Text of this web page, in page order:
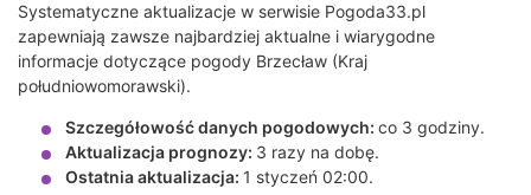
Systematyczne aktualizacje w serwisie Pogoda33.pl
zapewniają zawsze najbardziej aktualne i wiarygodne
informacje dotyczące pogody Brzecław (Kraj
południowomorawski).
Szczegółowość danych pogodowych: co 3 godziny.
Aktualizacja prognozy: 3 razy na dobę.
Ostatnia aktualizacja: 1 styczeń 02:00.